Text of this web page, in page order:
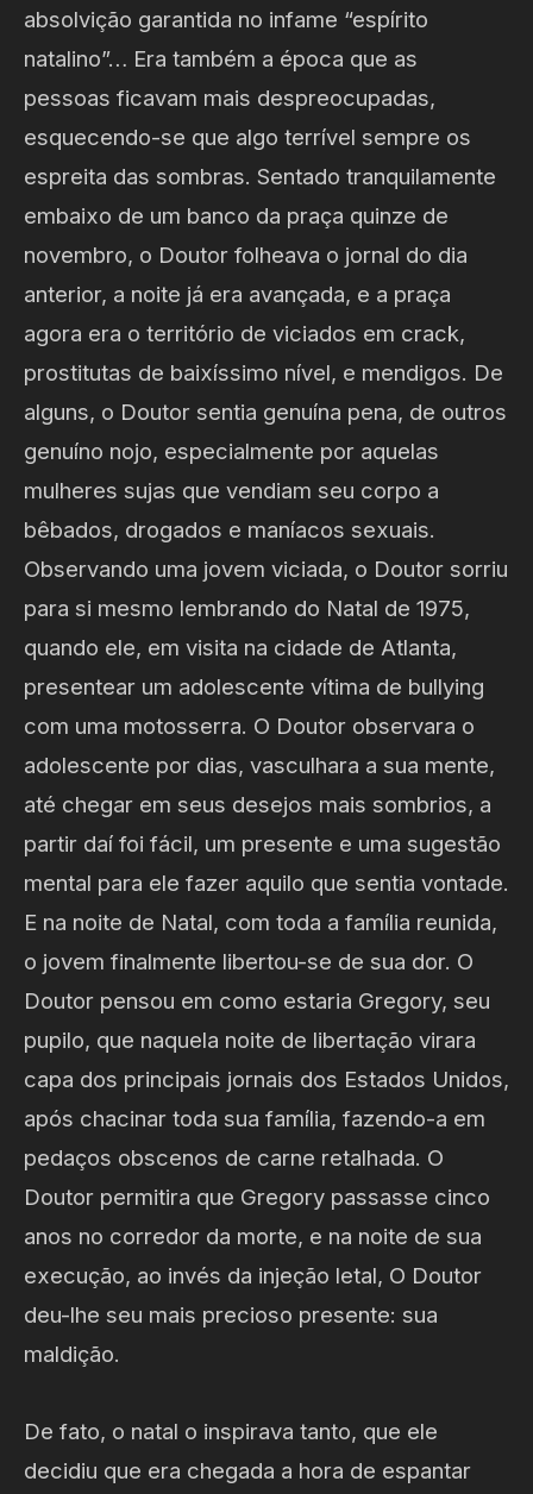
absolvição garantida no infame “espírito
natalino”… Era também a época que as
pessoas ficavam mais despreocupadas,
esquecendo-se que algo terrível sempre os
espreita das sombras. Sentado tranquilamente
embaixo de um banco da praça quinze de
novembro, o Doutor folheava o jornal do dia
anterior, a noite já era avançada, e a praça
agora era o território de viciados em crack,
prostitutas de baixíssimo nível, e mendigos. De
alguns, o Doutor sentia genuína pena, de outros
genuíno nojo, especialmente por aquelas
mulheres sujas que vendiam seu corpo a
bêbados, drogados e maníacos sexuais.
Observando uma jovem viciada, o Doutor sorriu
para si mesmo lembrando do Natal de 1975,
quando ele, em visita na cidade de Atlanta,
presentear um adolescente vítima de bullying
com uma motosserra. O Doutor observara o
adolescente por dias, vasculhara a sua mente,
até chegar em seus desejos mais sombrios, a
partir daí foi fácil, um presente e uma sugestão
mental para ele fazer aquilo que sentia vontade.
E na noite de Natal, com toda a família reunida,
o jovem finalmente libertou-se de sua dor. O
Doutor pensou em como estaria Gregory, seu
pupilo, que naquela noite de libertação virara
capa dos principais jornais dos Estados Unidos,
após chacinar toda sua família, fazendo-a em
pedaços obscenos de carne retalhada. O
Doutor permitira que Gregory passasse cinco
anos no corredor da morte, e na noite de sua
execução, ao invés da injeção letal, O Doutor
deu-lhe seu mais precioso presente: sua
maldição.
De fato, o natal o inspirava tanto, que ele
decidiu que era chegada a hora de espantar